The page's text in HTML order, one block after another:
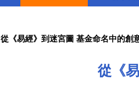
從《易經》到迷宮圖 基金命名中的創
從《